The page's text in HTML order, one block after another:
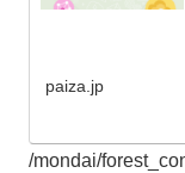
paiza.jp
/mondai/